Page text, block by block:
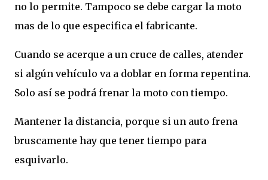
no lo permite. Tampoco se debe cargar la moto
mas de lo que especifica el fabricante.
Cuando se acerque a un cruce de calles, atender
si algún vehículo va a doblar en forma repentina.
Solo así se podrá frenar la moto con tiempo.
Mantener la distancia, porque si un auto frena
bruscamente hay que tener tiempo para
esquivarlo.